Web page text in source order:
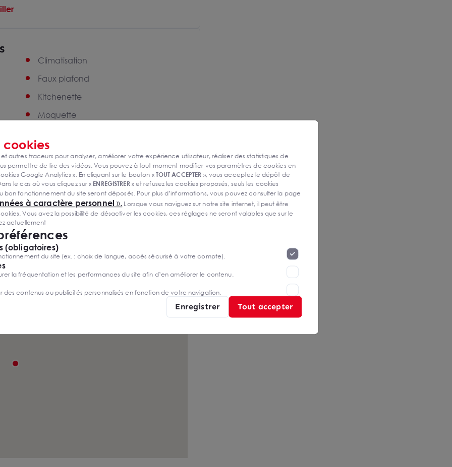
Climatisation
Faux plafond
Kitchenette
Moquette
Parking privatif extérieur
Peinture
Salle de réunion
Sanitaires communs
Premier étage
cookies
et autres traceurs pour analyser, améliorer votre expérience utilisateur, réaliser des statistiques de
permettre de lire des vidéos. Vous pouvez à tout moment modifier vos paramètres de cookies en
Google Analytics ». En cliquant sur le bouton «TOUT ACCEPTER », vous acceptez le dépôt de
le cas où vous cliquez sur « ENREGISTRER» et refusez les cookies proposés, seuls les cookies
bon fonctionnement du site seront déposés. Pour plus d’informations, vous pouvez consulter la page
à caractère personnel ». Lorsque vous naviguez sur notre site internet, il peut être
Vous avez la possibilité de désactiver les cookies, ces réglages ne seront valables que sur le
actuellement
(obligatoires)
du site (ex. : choix de langue, accès sécurisé à votre compte).
la fréquentation et les performances du site afin d’en améliorer le contenu.
des contenus ou publicités personnalisés en fonction de votre navigation.
Enregistrer Tout accepter